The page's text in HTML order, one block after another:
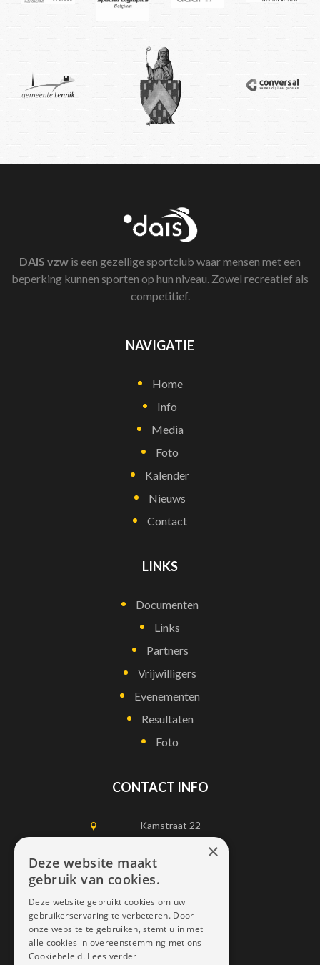
DAIS vzw is een gezellige sportclub waar mensen met een
beperking kunnen sporten op hun niveau. Zowel recreatief als
competitief.
NAVIGATIE
Home
Info
Media
Foto
Kalender
Nieuws
Contact
LINKS
Documenten
Links
Partners
Vrijwilligers
Evenementen
Resultaten
Foto
CONTACT INFO
Kamstraat 22
1750 Lennik
0497452898
info@dais.be
×
Deze website maakt
gebruik van cookies.
Deze website gebruikt cookies om uw
gebruikerservaring te verbeteren. Door
onze website te gebruiken, stemt u in met
alle cookies in overeenstemming met ons
Cookiebeleid. Lees verder